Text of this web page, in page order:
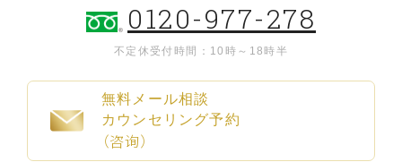
0120-977-278
不定休 受付時間：10時～18時半
無料メール相談
カウンセリング予約
（咨询）